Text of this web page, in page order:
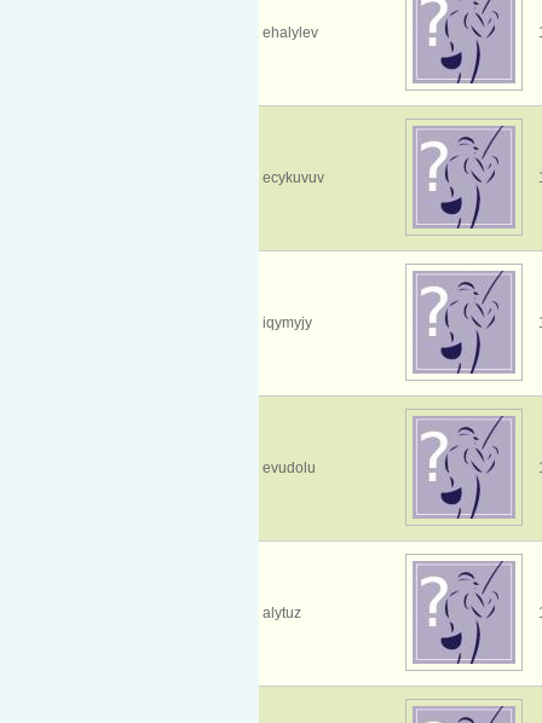
ehalylev
ecykuvuv
iqymyjy
evudolu
alytuz